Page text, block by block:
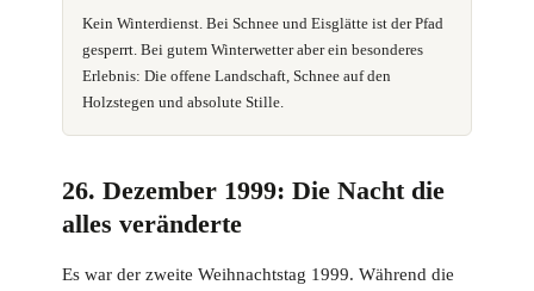
Kein Winterdienst. Bei Schnee und Eisglätte ist der Pfad
gesperrt. Bei gutem Winterwetter aber ein besonderes
Erlebnis: Die offene Landschaft, Schnee auf den
Holzstegen und absolute Stille.
26. Dezember 1999: Die Nacht die
alles veränderte
Es war der zweite Weihnachtstag 1999. Während die